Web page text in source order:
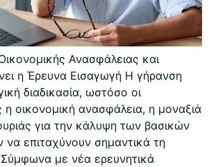
Ανασφάλειας και
η Έρευνα Εισαγωγή Η γήρανση
διαδικασία, ωστόσο οι
οικονομική ανασφάλεια, η μοναξιά
για την κάλυψη των βασικών
επιταχύνουν σημαντικά τη
με νέα ερευνητικά